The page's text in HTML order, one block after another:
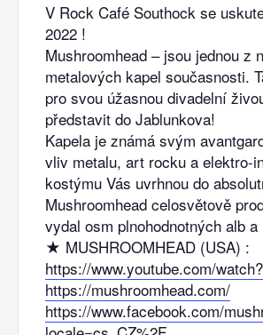
V Rock Café Southock se
2022 !
Mushroomhead – jsou jednou
metalových kapel současnosti.
pro svou úžasnou divadelní
představit do Jablunkova!
Kapela je známá svým
vliv metalu, art rocku a elektro-
kostýmu Vás uvrhnou do
Mushroomhead celosvětově
vydal osm plnohodnotných alb a
★ MUSHROOMHEAD (USA) :
https://www.youtube.com/
https://mushroomhead.com/
https://www.facebook.com/